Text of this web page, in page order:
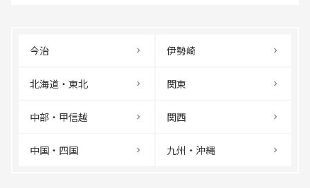
今治 伊勢崎
北海道・東北 関東
中部・甲信越 関西
中国・四国 九州・沖縄